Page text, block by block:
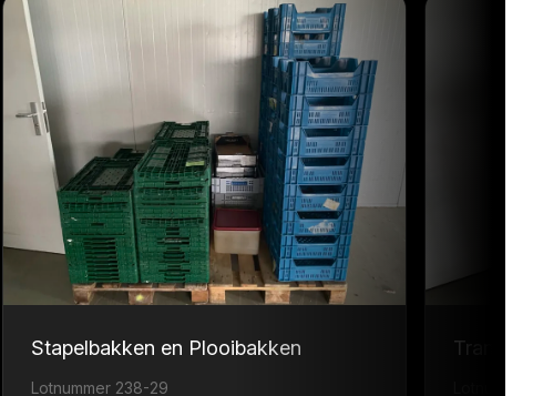
Stapelbakken en Plooibakken
Lotnummer 238-29